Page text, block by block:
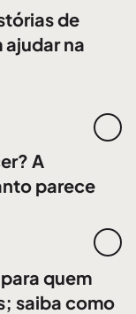
de
ajudar na
A
parece
quem
saiba como